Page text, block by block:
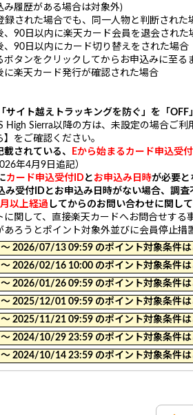
み履歴がある場合は対象外)
された場合でも、同一人物と判断された
、90日以内に楽天カード会員を退会された
、90日以内にカード切り替えをされた場合
ボタンをクリックしてからお申込みに至
に楽天カード発行が確認された場合
イト越えトラッキングを防ぐ」を「OFF
High Sierra以降の方は、未設定の場合ご
をご確認ください。
されている、
Eから始まるカード申込受
年4月9日追記）
カード申込受付ID と お申込み日時が必要と
み受付IDとお申込み日時がない場合、調査
以上経過 してからのお問い合わせに関し
に関して、直接楽天カードへお問合せす
ろうとポイント対象外並びに会員停止措
2026/07/13 09:59 のポイント対象条件は
2026/02/16 10:00 のポイント対象条件は
2026/01/26 09:59 のポイント対象条件は
2025/12/01 09:59 のポイント対象条件は
2025/11/21 09:59 のポイント対象条件は
2024/10/29 23:59 のポイント対象条件は
2024/10/14 23:59 のポイント対象条件は